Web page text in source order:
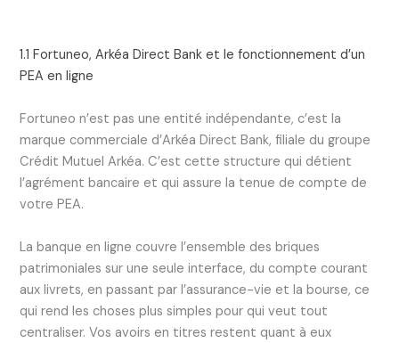
1.1 Fortuneo, Arkéa Direct Bank et le fonctionnement d’un
PEA en ligne
Fortuneo n’est pas une entité indépendante, c’est la
marque commerciale d’Arkéa Direct Bank, filiale du groupe
Crédit Mutuel Arkéa. C’est cette structure qui détient
l’agrément bancaire et qui assure la tenue de compte de
votre PEA.
La banque en ligne couvre l’ensemble des briques
patrimoniales sur une seule interface, du compte courant
aux livrets, en passant par l’assurance-vie et la bourse, ce
qui rend les choses plus simples pour qui veut tout
centraliser. Vos avoirs en titres restent quant à eux